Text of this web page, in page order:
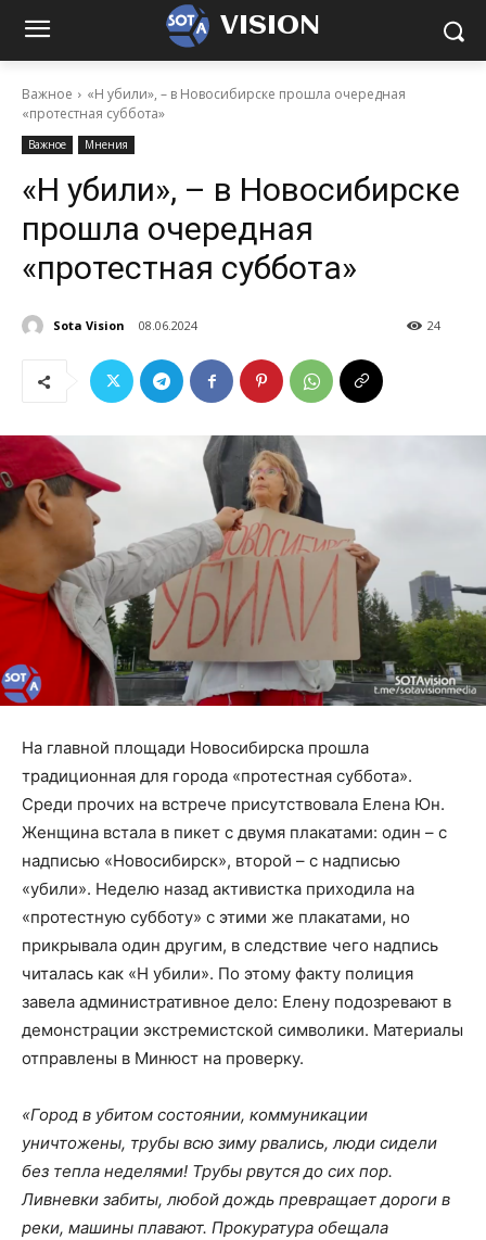
VISION
Важное
«Н убили», – в Новосибирске прошла очередная
«протестная суббота»
Важное Мнения
«Н убили», – в Новосибирске
прошла очередная
«протестная суббота»
Sota Vision 08.06.2024 24
На главной площади Новосибирска прошла
традиционная для города «протестная суббота».
Среди прочих на встрече присутствовала Елена Юн.
Женщина встала в пикет с двумя плакатами: один – с
надписью «Новосибирск», второй – с надписью
«убили». Неделю назад активистка приходила на
«протестную субботу» с этими же плакатами, но
прикрывала один другим, в следствие чего надпись
читалась как «Н убили». По этому факту полиция
завела административное дело: Елену подозревают в
демонстрации экстремистской символики. Материалы
отправлены в Минюст на проверку.
«Город в убитом состоянии, коммуникации
уничтожены, трубы всю зиму рвались, люди сидели
без тепла неделями! Трубы рвутся до сих пор.
Ливневки забиты, любой дождь превращает дороги в
реки, машины плавают. Прокуратура обещала